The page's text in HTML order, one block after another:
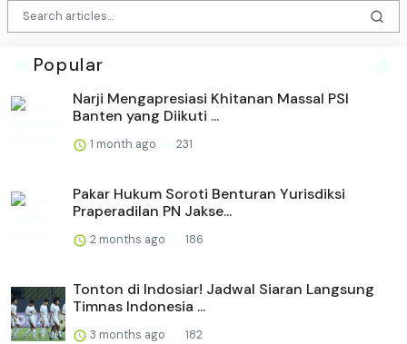
Popular
Narji Mengapresiasi Khitanan Massal PSI
Banten yang Diikuti ...
1 month ago 231
Pakar Hukum Soroti Benturan Yurisdiksi
Praperadilan PN Jakse...
2 months ago 186
Tonton di Indosiar! Jadwal Siaran Langsung
Timnas Indonesia ...
3 months ago 182